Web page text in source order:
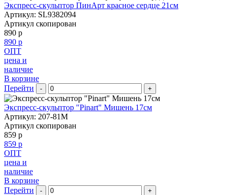
Экспресс-скульптор ПинАрт красное сердце 21см
Артикул: SL9382094
Артикул скопирован
890 р
890 р
ОПТ
цена и
наличие
В корзине
Перейти
- +
Экспресс-скульптор "Pinart" Мишень 17см
Артикул: 207-81M
Артикул скопирован
859 р
859 р
ОПТ
цена и
наличие
В корзине
Перейти
- +